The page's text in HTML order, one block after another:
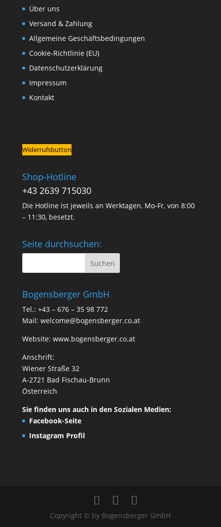
Über uns
Versand & Zahlung
Allgemeine Geschäftsbedingungen
Cookie-Richtlinie (EU)
Datenschutzerklärung
Impressum
Kontakt
Widerrufsbutton
Shop-Hotline
+43 2639 715030
Die Hotline ist jeweils an Werktagen, Mo-Fr, von 8:00
– 11:30, besetzt.
Seite durchsuchen:
Bogensberger GmbH
Tel.: +43 – 676 – 35 98 772
Mail: welcome@bogensberger.co.at
Website: www.bogensberger.co.at
Anschrift:
Wiener Straße 32
A-2721 Bad Fischau-Brunn
Österreich
Sie finden uns auch in den Sozialen Medien:
Facebook-Seite
Instagram Profil
Copyright © by Bogensberger GmbH